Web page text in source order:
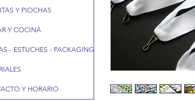
Y PIOCHAS
Y COCINA
- ESTUCHES - PACKAGING
Y HORARIO